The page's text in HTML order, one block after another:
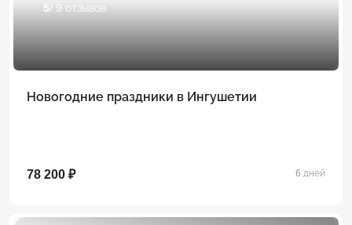
5/ 9 отзывов
Новогодние праздники в Ингушетии
78 200 ₽ 6 дней